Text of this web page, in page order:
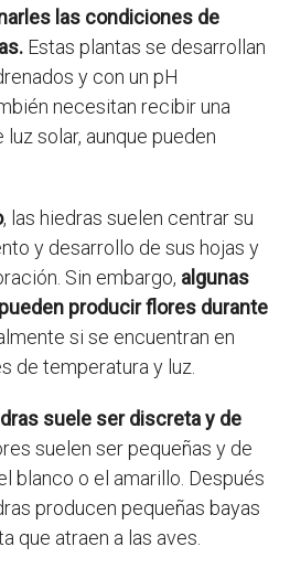
las condiciones de
Estas plantas se desarrollan
y con un pH
necesitan recibir una
solar, aunque pueden
, las hiedras suelen centrar su
y desarrollo de sus hojas y
Sin embargo, algunas
producir flores durante
si se encuentran en
de temperatura y luz.
suele ser discreta y de
suelen ser pequeñas y de
blanco o el amarillo. Después
producen pequeñas bayas
que atraen a las aves.